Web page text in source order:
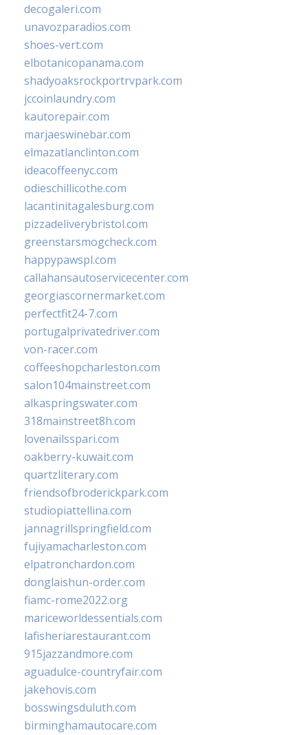
decogaleri.com
unavozparadios.com
shoes-vert.com
elbotanicopanama.com
shadyoaksrockportrvpark.com
jccoinlaundry.com
kautorepair.com
marjaeswinebar.com
elmazatlanclinton.com
ideacoffeenyc.com
odieschillicothe.com
lacantinitagalesburg.com
pizzadeliverybristol.com
greenstarsmogcheck.com
happypawspl.com
callahansautoservicecenter.com
georgiascornermarket.com
perfectfit24-7.com
portugalprivatedriver.com
von-racer.com
coffeeshopcharleston.com
salon104mainstreet.com
alkaspringswater.com
318mainstreet8h.com
lovenailsspari.com
oakberry-kuwait.com
quartzliterary.com
friendsofbroderickpark.com
studiopiattellina.com
jannagrillspringfield.com
fujiyamacharleston.com
elpatronchardon.com
donglaishun-order.com
fiamc-rome2022.org
mariceworldessentials.com
lafisheriarestaurant.com
915jazzandmore.com
aguadulce-countryfair.com
jakehovis.com
bosswingsduluth.com
birminghamautocare.com